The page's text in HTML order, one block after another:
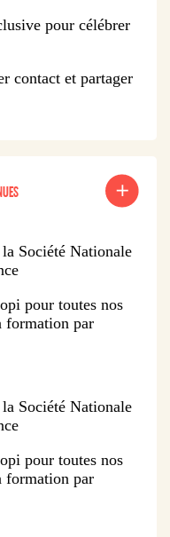
pour célébrer
contact et partager
la Société Nationale
pour toutes nos
formation par
la Société Nationale
pour toutes nos
formation par